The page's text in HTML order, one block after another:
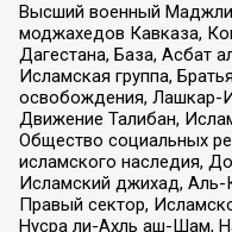
Высший военный
моджахедов Кавказа,
Дагестана, База, Асбат
Исламская группа,
освобождения, Лашкар-
Движение Талибан,
Общество социальных
исламского наследия,
Исламский джихад,
Правый сектор,
Нусра ли-Ахль аш-Шам,